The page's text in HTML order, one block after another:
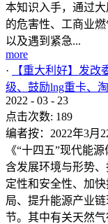
本知识入手，通过
的危害性、工商业
以及遇到紧急...
more
·
【重大利好】发
级、鼓励lng重卡、
2022 - 03 - 23
点击次数: 189
编者按：2022年3月
《“十四五”现代能
含发展环境与形势
定性和安全性、加
局、提升能源产业
节。其中有关天然